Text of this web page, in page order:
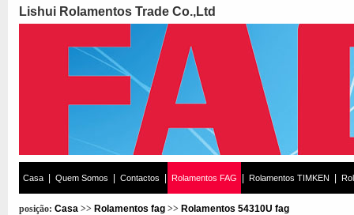
Lishui Rolamentos Trade Co.,Ltd
Casa Quem Somos Contactos Rolamentos FAG Rolamentos TIMKEN
posição: Casa >> Rolamentos fag >> Rolamentos 54310U fag